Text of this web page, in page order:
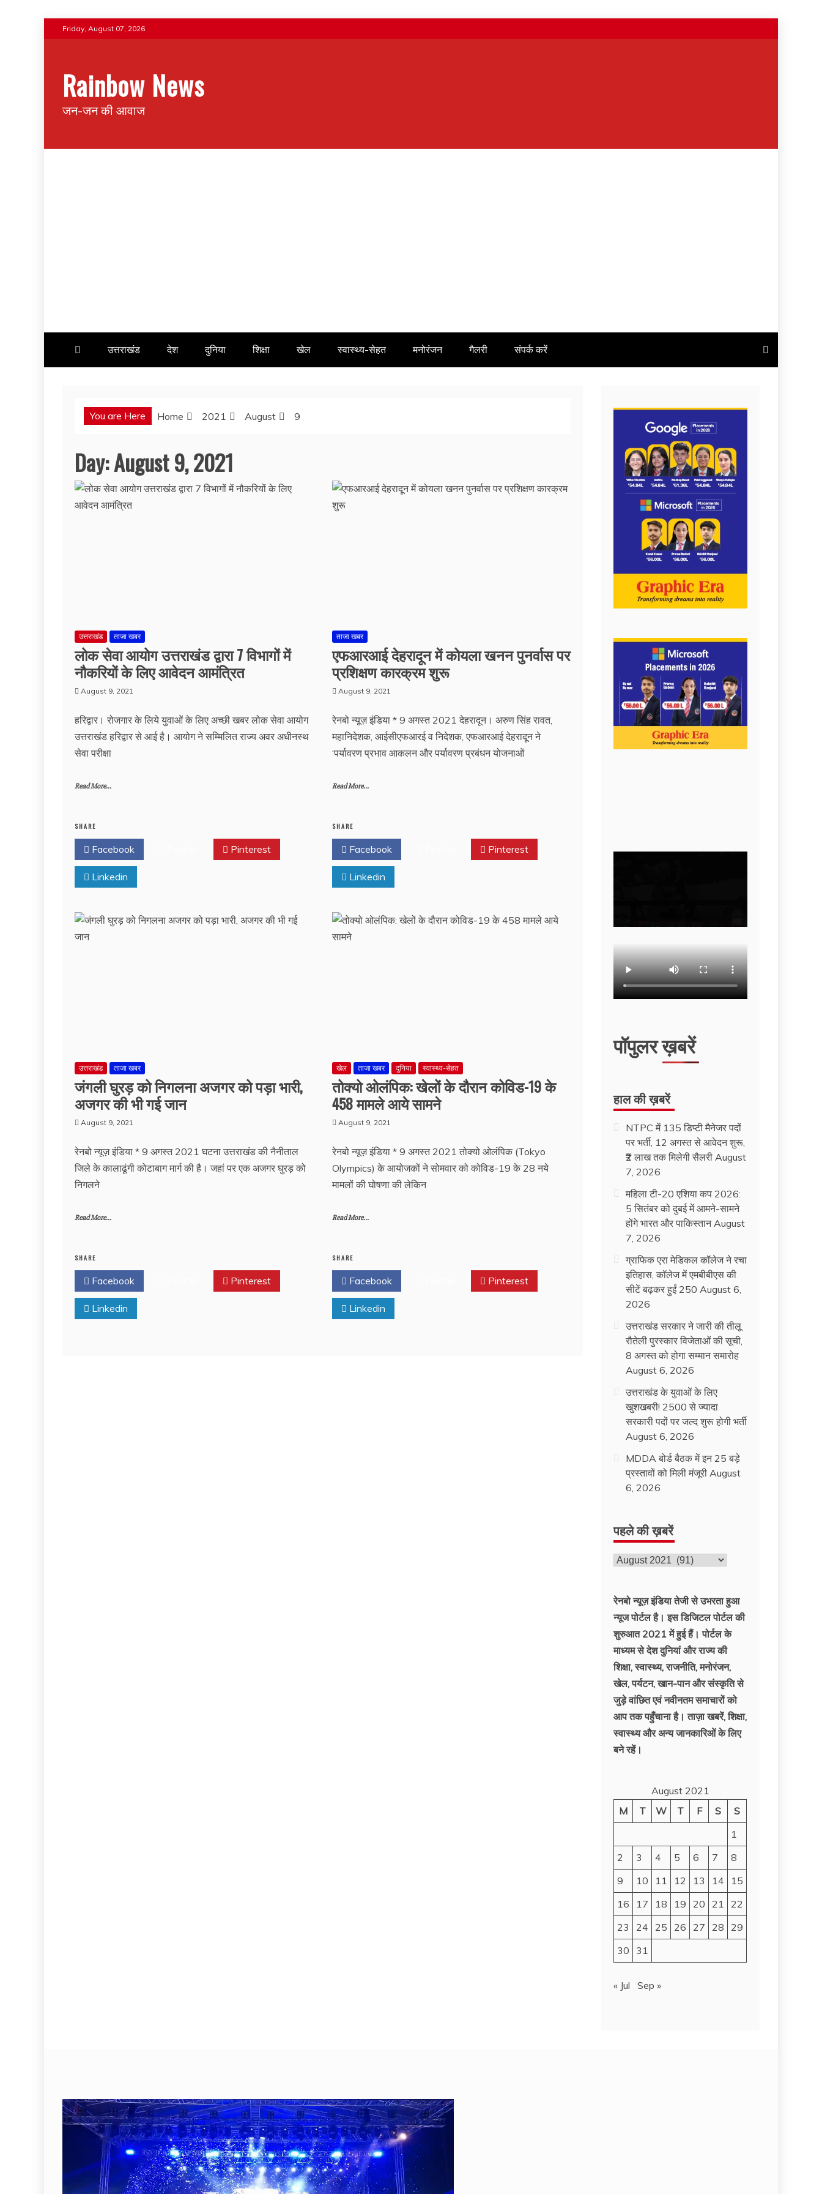
to
Friday, August 07, 2026
Rainbow News
जन-जन की आवाज
उत्तराखंड देश दुनिया शिक्षा खेल स्वास्थ्य-सेहत मनोरंजन गैलरी संपर्क करें
You are Here Home 2021 August 9
Day:August 9, 2021
उत्तराखंड ताजा खबर
लोक सेवा आयोग उत्तराखंड द्वारा 7 विभागों में
नौकरियों के लिए आवेदन आमंत्रित
August 9, 2021
हरिद्वार। रोजगार के लिये युवाओं के लिए अच्छी खबर लोक सेवा आयोग
उत्तराखंड हरिद्वार से आई है। आयोग ने सम्मिलित राज्य अवर अधीनस्थ
सेवा परीक्षा
Read More...
SHARE
Facebook Pinterest
Linkedin
ताजा खबर
एफआरआई देहरादून में कोयला खनन पुनर्वास पर
प्रशिक्षण कारक्रम शुरू
August 9, 2021
रेनबो न्यूज़ इंडिया * 9 अगस्त 2021 देहरादून। अरुण सिंह रावत,
महानिदेशक, आईसीएफआरई व निदेशक, एफआरआई देहरादून ने
‘पर्यावरण प्रभाव आकलन और पर्यावरण प्रबंधन योजनाओं
Read More...
SHARE
Facebook Pinterest
Linkedin
उत्तराखंड ताजा खबर
जंगली घुरड़ को निगलना अजगर को पड़ा भारी,
अजगर की भी गई जान
August 9, 2021
रेनबो न्यूज़ इंडिया * 9 अगस्त 2021 घटना उत्तराखंड की नैनीताल
जिले के कालाढूंगी कोटाबाग मार्ग की है। जहां पर एक अजगर घुरड़ को
निगलने
Read More...
SHARE
Facebook Pinterest
Linkedin
खेल ताजा खबर दुनिया स्वास्थ्य-सेहत
तोक्यो ओलंपिक: खेलों के दौरान कोविड-19 के
458 मामले आये सामने
August 9, 2021
रेनबो न्यूज़ इंडिया * 9 अगस्त 2021 तोक्यो ओलंपिक (Tokyo
Olympics) के आयोजकों ने सोमवार को कोविड-19 के 28 नये
मामलों की घोषणा की लेकिन
Read More...
SHARE
Facebook Pinterest
Linkedin
पॉपुलर ख़बरें
हाल की ख़बरें
NTPC में 135 डिप्टी मैनेजर पदों
पर भर्ती, 12 अगस्त से आवेदन शुरू,
₹2 लाख तक मिलेगी सैलरी August
7, 2026
महिला टी-20 एशिया कप 2026:
5 सितंबर को दुबई में आमने-सामने
होंगे भारत और पाकिस्तान August
7, 2026
ग्राफिक एरा मेडिकल कॉलेज ने रचा
इतिहास, कॉलेज में एमबीबीएस की
सीटें बढ़कर हुईं 250 August 6,
2026
उत्तराखंड सरकार ने जारी की तीलू
रौतेली पुरस्कार विजेताओं की सूची,
8 अगस्त को होगा सम्मान समारोह
August 6, 2026
उत्तराखंड के युवाओं के लिए
खुशखबरी! 2500 से ज्यादा
सरकारी पदों पर जल्द शुरू होगी भर्ती
August 6, 2026
MDDA बोर्ड बैठक में इन 25 बड़े
प्रस्तावों को मिली मंजूरी August
6, 2026
पहले की ख़बरें
पहले
ख़बरें
रेनबो न्यूज़ इंडिया तेजी से उभरता हुआ
न्‍यूज पोर्टल है। इस डिजिटल पोर्टल की
शुरुआत 2021 में हुई हैं। पोर्टल के
माध्यम से देश दुनियां और राज्य की
शिक्षा, स्वास्थ्य, राजनीति, मनोरंजन,
खेल, पर्यटन, खान-पान और संस्कृति से
जुड़े वांछित एवं नवीनतम समाचारों को
आप तक पहुँचाना है। ताज़ा खबरें, शिक्षा,
स्वास्थ्य और अन्य जानकारिओं के लिए
बने रहें।
August 2021
M
T W T F S
S
1
2
3 4 5 6 7
8
9
10 11 12 13 14
15
16
17 18 19 20 21
22
23
24 25 26 27 28
29
30
31
« Jul Sep »